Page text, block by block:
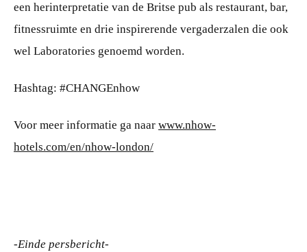
een herinterpretatie van de Britse pub als restaurant, bar,
fitnessruimte en drie inspirerende vergaderzalen die ook
wel Laboratories genoemd worden.
Hashtag: #CHANGEnhow
Voor meer informatie ga naar www.nhow-
hotels.com/en/nhow-london/
-Einde persbericht-